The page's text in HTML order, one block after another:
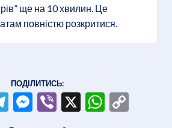
ще на 10 хвилин. Це
повністю розкритися.
ПОДІЛИТИСЬ:
Telegram
Messenger
Viber
X